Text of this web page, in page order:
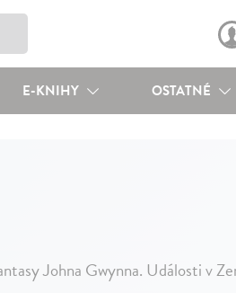
E-KNIHY OSTATNÉ
Johna Gwynna. Události v